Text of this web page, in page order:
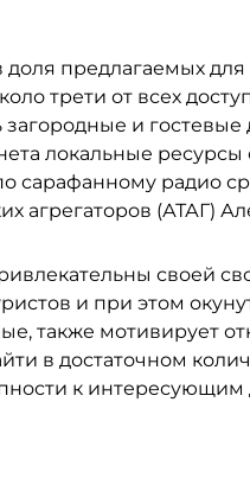
доля предлагаемых
трети от всех
загородные и
локальные
сарафанному радио
агрегаторов (АТАГ)
своей
и при этом
также мотивирует
в достаточном
к